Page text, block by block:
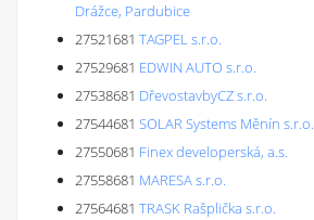
Drážce, Pardubice
27521681 TAGPEL s.r.o.
27529681 EDWIN AUTO s.r.o.
27538681 DřevostavbyCZ s.r.o.
27544681 SOLAR Systems Měnín s.r.o.
27550681 Finex developerská, a.s.
27558681 MARESA s.r.o.
27564681 TRASK Rašplička s.r.o.